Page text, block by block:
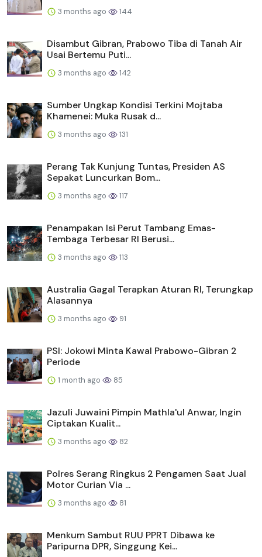
3 months ago 144
Disambut Gibran, Prabowo Tiba di Tanah Air
Usai Bertemu Puti...
3 months ago 142
Sumber Ungkap Kondisi Terkini Mojtaba
Khamenei: Muka Rusak d...
3 months ago 131
Perang Tak Kunjung Tuntas, Presiden AS
Sepakat Luncurkan Bom...
3 months ago 117
Penampakan Isi Perut Tambang Emas-
Tembaga Terbesar RI Berusi...
3 months ago 113
Australia Gagal Terapkan Aturan RI, Terungkap
Alasannya
3 months ago 91
PSI: Jokowi Minta Kawal Prabowo-Gibran 2
Periode
1 month ago 85
Jazuli Juwaini Pimpin Mathla'ul Anwar, Ingin
Ciptakan Kualit...
3 months ago 82
Polres Serang Ringkus 2 Pengamen Saat Jual
Motor Curian Via ...
3 months ago 81
Menkum Sambut RUU PPRT Dibawa ke
Paripurna DPR, Singgung Kei...